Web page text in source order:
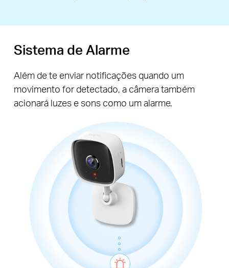
Sistema de Alarme
Além de te enviar notificações quando um
movimento for detectado, a câmera também
acionará luzes e sons como um alarme.